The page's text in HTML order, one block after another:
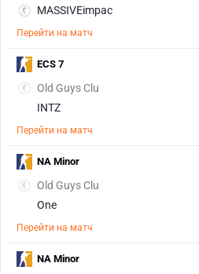
MASSIVEimpac
Перейти на матч
Old Guys Clu
INTZ
Перейти на матч
ECS 7
Old Guys Clu
One
Перейти на матч
NA Minor
NA Minor